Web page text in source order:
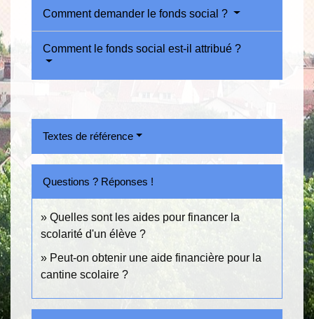
Comment demander le fonds social ?
Comment le fonds social est-il attribué ?
Textes de référence
Questions ? Réponses !
Quelles sont les aides pour financer la
scolarité d'un élève ?
Peut-on obtenir une aide financière pour la
cantine scolaire ?